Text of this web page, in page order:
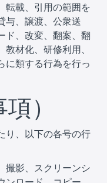
転載、引用の範囲を
与、譲渡、公衆送
ド、改変、翻案、翻
材化、研修利用、
に類する行為を行っ
）
り、以下の各号の行
撮影、スクリーンシ